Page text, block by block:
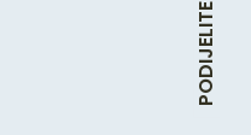
PODIJELITE